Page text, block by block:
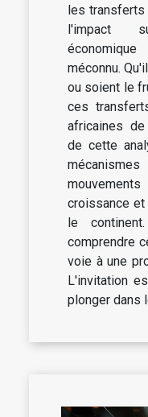
les
l'impact
méconnu.
ou soient le
ces
africaines
de cette
croissance
le
comprendre
voie à une
L'invitation
plonger dans